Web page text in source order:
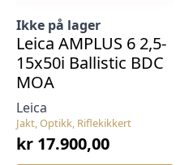
Jakt, Optikk, Riflekikkert
Leica
Ikke på lager
Leica AMPLUS 6 2,5-
15x50i Ballistic BDC
MOA
kr 17.900,00